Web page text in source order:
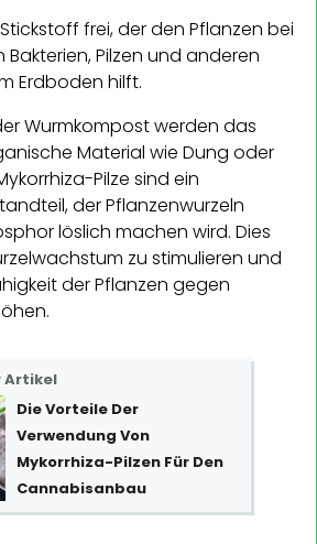
frei, der den Pflanzen bei
Pilzen und anderen
Erdboden hilft.
Wurmkompost werden das
Material wie Dung oder
Pilze sind ein
der Pflanzenwurzeln
löslich machen wird. Dies
zu stimulieren und
der Pflanzen gegen
Artikel
Die Vorteile Der
Verwendung Von
Mykorrhiza-Pilzen Für Den
Cannabisanbau